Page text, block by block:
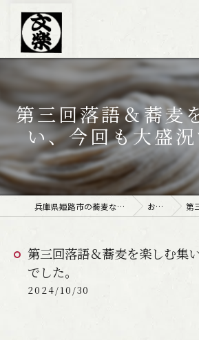
第三回落語＆蕎麦
い、今回も大盛況
兵庫県姫路市の蕎麦なら文楽皿そば 姫路駅南店 お知らせ 第三
第三回落語＆蕎麦を楽しむ集
でした。
2024/10/30